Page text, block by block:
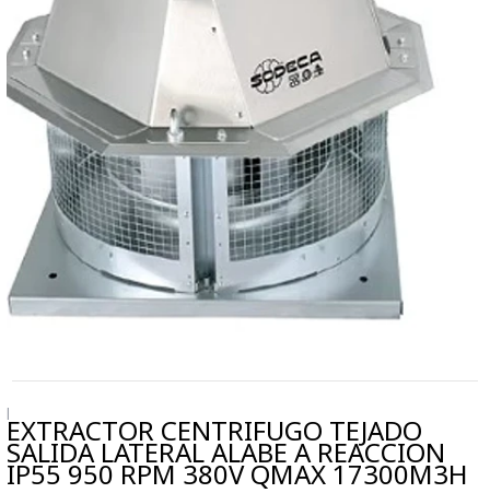
|EXTRACTOR CENTRIFUGO TEJADO
SALIDA LATERAL ALABE A REACCION
IP55 950 RPM 380V QMAX 17300M3H